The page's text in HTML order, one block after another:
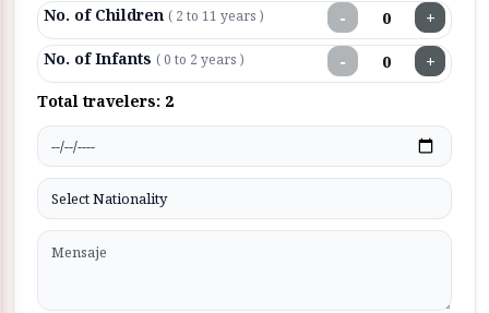
No. of Children ( 2 to 11 years ) − +
No. of Infants ( 0 to 2 years ) − +
Total travelers: 2